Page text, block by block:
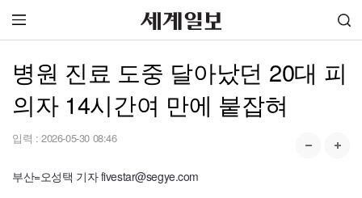
병원 진료 도중 달아났던 20대 피
의자 14시간여 만에 붙잡혀
입력 : 2026-05-30 08:46
부산=오성택 기자 fivestar@segye.com